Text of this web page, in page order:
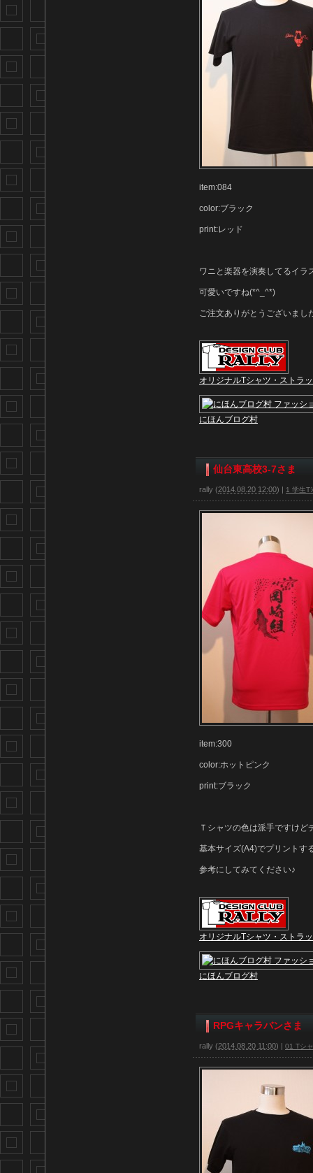
item:084
color:ブラック
print:レッド
ワニと楽器を演奏してるイラ
可愛いですね(*^_^*)
ご注文ありがとうございまし
オリジナルTシャツ・ストラ
にほんブログ村
仙台東高校3-7さま
rally (2014.08.20 12:00) | 1 学生T
item:300
color:ホットピンク
print:ブラック
Ｔシャツの色は派手ですけど
基本サイズ(A4)でプリントす
参考にしてみてください♪
オリジナルTシャツ・ストラ
にほんブログ村
RPGキャラバンさま
rally (2014.08.20 11:00) | 01 Tシ